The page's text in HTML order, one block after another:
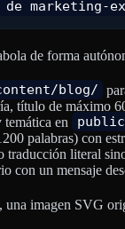
de forma
blog/
título de máximo
temática en
palabras) con
traducción literal
con un mensaje
imagen SVG